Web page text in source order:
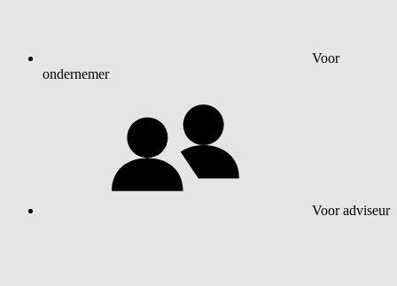
Voor
ondernemer
Voor adviseur